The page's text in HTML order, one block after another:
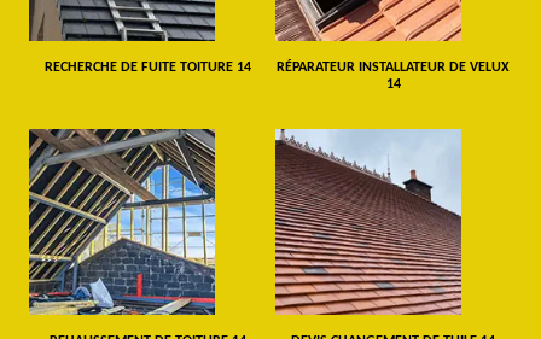
RECHERCHE DE FUITE TOITURE 14
RÉPARATEUR INSTALLATEUR DE VELUX
14